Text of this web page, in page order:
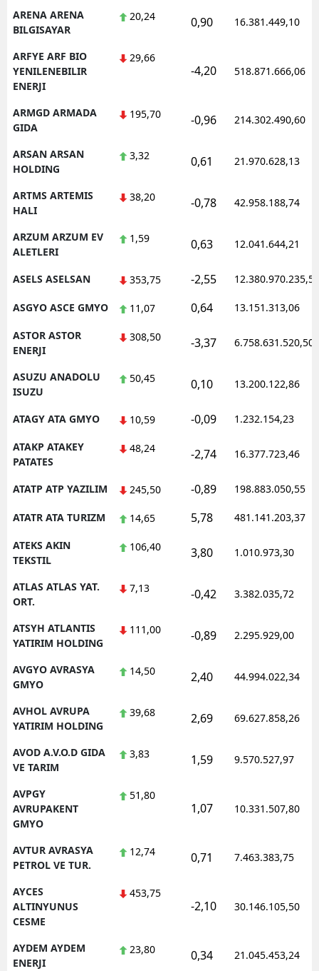
ARENA ARENA
BILGISAYAR
20,24 0,90 16.381.449,10
ARFYE ARF BIO
YENILENEBILIR
ENERJI
29,66
-4,20 518.871.666,06
ARMGD ARMADA
GIDA
195,70 -0,96 214.302.490,60
ARSAN ARSAN
HOLDING
3,32 0,61 21.970.628,13
ARTMS ARTEMIS
HALI
38,20 -0,78 42.958.188,74
ARZUM ARZUM EV
ALETLERI
1,59 0,63 12.041.644,21
ASELS ASELSAN 353,75 -2,55 12.380.970.235,50
ASGYO ASCE GMYO 11,07 0,64 13.151.313,06
ASTOR ASTOR
ENERJI
308,50 -3,37 6.758.631.520,50
ASUZU ANADOLU
ISUZU
50,45 0,10 13.200.122,86
ATAGY ATA GMYO 10,59 -0,09 1.232.154,23
ATAKP ATAKEY
PATATES
48,24 -2,74 16.377.723,46
ATATP ATP YAZILIM 245,50 -0,89 198.883.050,55
ATATR ATA TURIZM 14,65 5,78 481.141.203,37
ATEKS AKIN
TEKSTIL
106,40 3,80 1.010.973,30
ATLAS ATLAS YAT.
ORT.
7,13 -0,42 3.382.035,72
ATSYH ATLANTIS
YATIRIM HOLDING
111,00 -0,89 2.295.929,00
AVGYO AVRASYA
GMYO
14,50 2,40 44.994.022,34
AVHOL AVRUPA
YATIRIM HOLDING
39,68 2,69 69.627.858,26
AVOD A.V.O.D GIDA
VE TARIM
3,83 1,59 9.570.527,97
AVPGY
AVRUPAKENT
GMYO
51,80
1,07 10.331.507,80
AVTUR AVRASYA
PETROL VE TUR.
12,74 0,71 7.463.383,75
AYCES
ALTINYUNUS
CESME
453,75
-2,10 30.146.105,50
AYDEM AYDEM
ENERJI
23,80 0,34 21.045.453,24